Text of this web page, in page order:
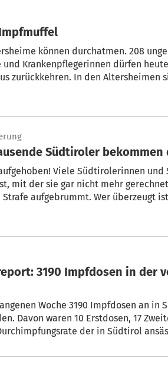
Impfmuffel
können durchatmen. 208
Krankenpflegerinnen dürfen
zurückkehren. In den Altersheimen
Südtiroler
mit der sie gar nicht mehr
aufgebrummt. Wer überzeugt
Woche 3190 Impfdosen an in
Davon waren 10 Erstdosen, 17
der in Südtirol